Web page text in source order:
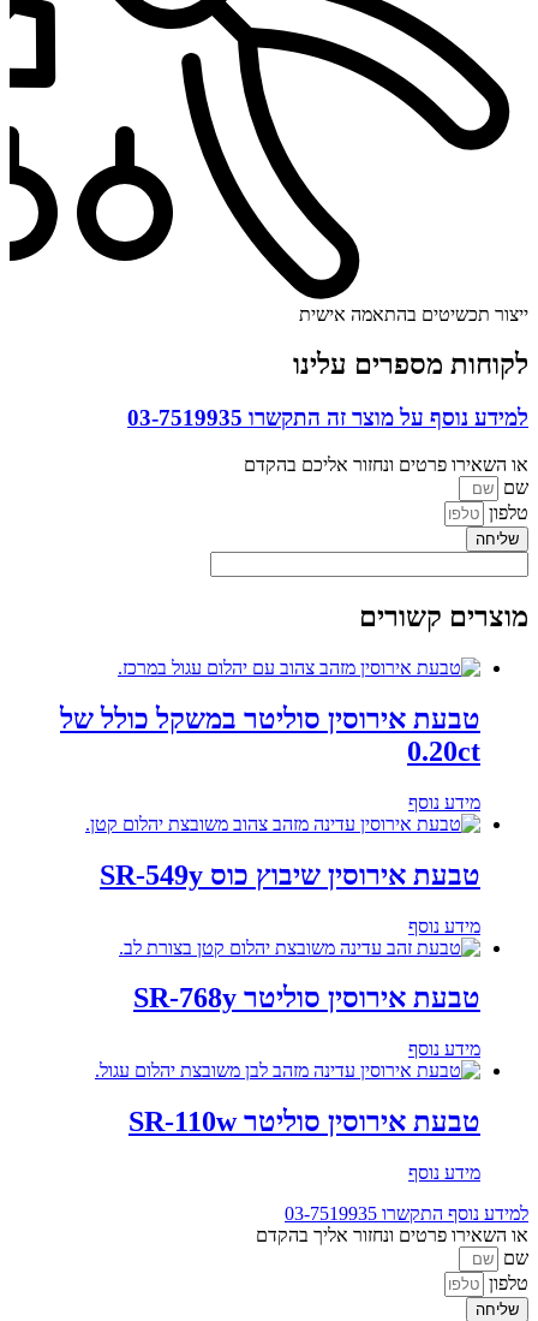
ייצור תכשיטים בהתאמה אישית
לקוחות מספרים עלינו
למידע נוסף על מוצר זה התקשרו 03-7519935
או השאירו פרטים ונחזור אליכם בהקדם
שם
טלפון
שליחה
מוצרים קשורים
טבעת אירוסין סוליטר במשקל כולל של
0.20ct
מידע נוסף
טבעת אירוסין שיבוץ כוס SR-549y
מידע נוסף
טבעת אירוסין סוליטר SR-768y
מידע נוסף
טבעת אירוסין סוליטר SR-110w
מידע נוסף
למידע נוסף התקשרו 03-7519935
או השאירו פרטים ונחזור אליך בהקדם
שם
טלפון
שליחה